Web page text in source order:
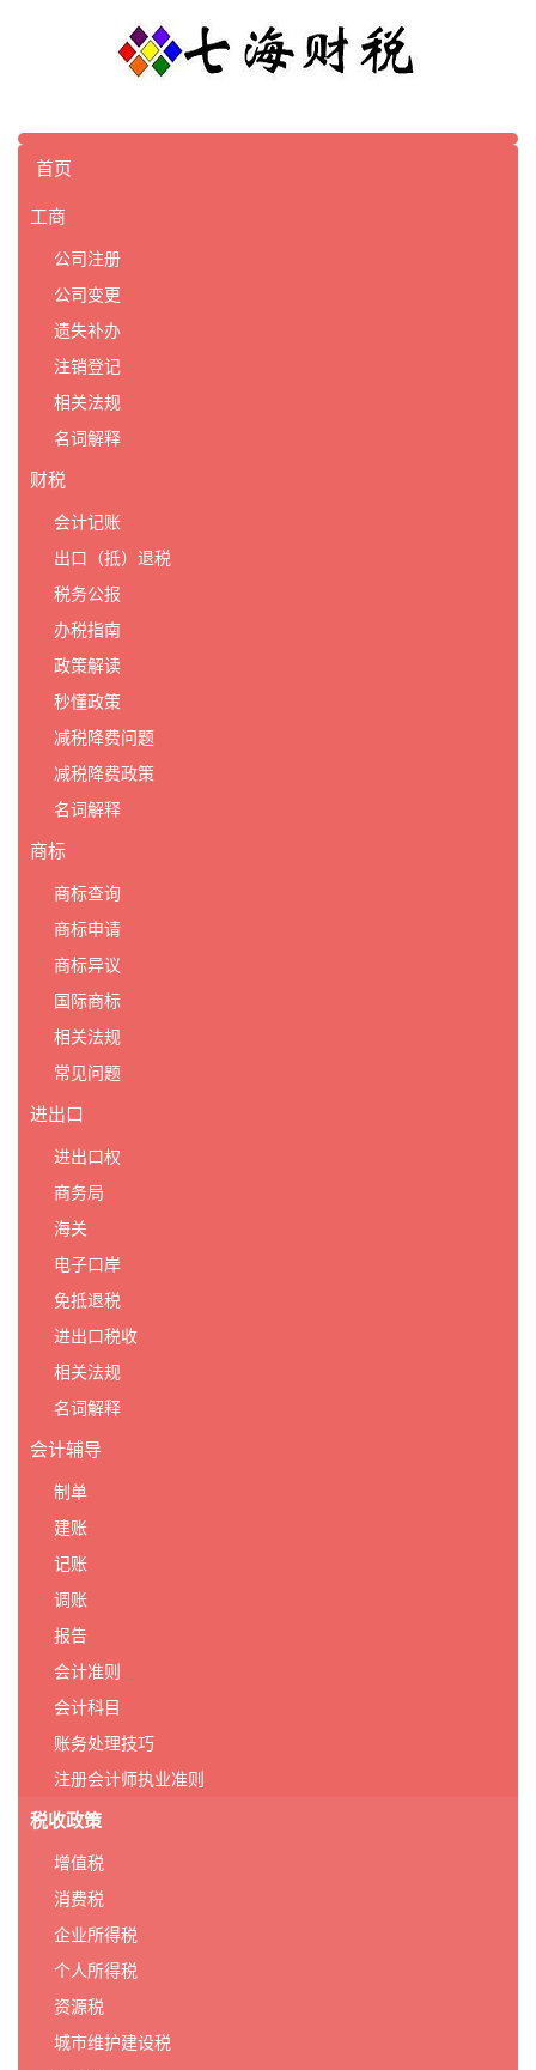
首页
工商
公司注册
公司变更
遗失补办
注销登记
相关法规
名词解释
财税
会计记账
出口（抵）退税
税务公报
办税指南
政策解读
秒懂政策
减税降费问题
减税降费政策
名词解释
商标
商标查询
商标申请
商标异议
国际商标
相关法规
常见问题
进出口
进出口权
商务局
海关
电子口岸
免抵退税
进出口税收
相关法规
名词解释
会计辅导
制单
建账
记账
调账
报告
会计准则
会计科目
账务处理技巧
注册会计师执业准则
税收政策
增值税
消费税
企业所得税
个人所得税
资源税
城市维护建设税